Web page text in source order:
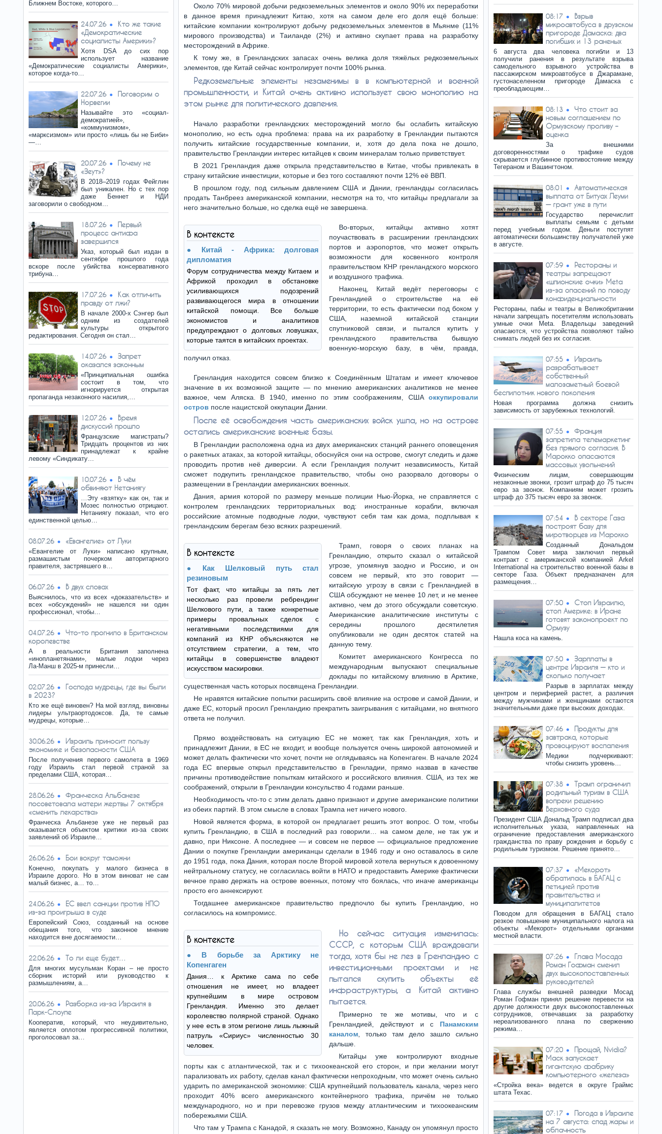
Ближнем Востоке, которого…
24.07.26
Кто же такие
«Демократические
социалисты Америки»?
Хотя DSA до сих пор
использует название
«Демократические социалисты Америки»,
которое когда-то…
22.07.26
Поговорим о
Норвегии
Называйте это «социал-
демократией»,
«коммунизмом»,
«марксизмом» или просто «лишь бы не Биби»
—…
20.07.26
Почему не
«Зеут»?
В 2018–2019 годах Фейглин
был уникален. Но с тех пор
даже Беннет и НДИ
заговорили о свободном…
18.07.26
Первый
процесс антифа
завершился
Указ, который был издан в
сентябре прошлого года
вскоре после убийства консервативного
трибуна…
17.07.26
Как отличить
правду от лжи?
В начале 2000-х Сэнгер был
одним из создателей
культуры открытого
редактирования. Сегодня он стал…
14.07.26
Запрет
оказался законным
«Принципиальная ошибка
состоит в том, что
игнорируется открытая
пропаганда незаконного насилия,…
12.07.26
Время
дискуссий прошло
Французские магистраты?
Тридцать процентов из них
принадлежат к крайне
левому «Синдикату…
10.07.26
В чём
обвиняют Нетаниягу
…Эту «взятку» как он, так и
Мозес полностью отрицают.
Нетаниягу показал, что его
единственной целью…
08.07.26 «Евангелие» от Луки
«Евангелие от Луки» написано крупным,
размашистым почерком авторитарного
правителя, застрявшего в…
06.07.26 В двух словах
Выяснилось, что из всех «доказательств» и
всех «обсуждений» не нашелся ни один
профессионал, чтобы…
04.07.26
Что-то прогнило в Британском
королевстве
А в реальности Британия заполнена
«инопланетянами», малые лодки через
Ла‑Манш в 2025‑м принесли…
02.07.26
Господа мудрецы, где вы были
в 2023?
Кто же ещё виновен? На мой взгляд, виновны
лидеры ультраортодоксов. Да, те самые
мудрецы, которые…
30.06.26
Израиль приносит пользу
экономике и безопасности США
После получения первого самолета в 1969
году Израиль стал первой страной за
пределами США, которая…
28.06.26
Франческа Альбанезе
посоветовала матери жертвы 7 октября
«сменить лекарства»
Франческа Альбанезе уже не первый раз
оказывается объектом критики из-за своих
заявлений об Израиле…
26.06.26 Бои вокруг таможни
Конечно, покупать у малого бизнеса в
Израиле дорого. Но в этом виноват не сам
малый бизнес, а… то…
24.06.26
ЕС ввел санкции против НПО
из-за проигрыша в суде
Европейский Союз, созданный на основе
обещания того, что законное мнение
находится вне досягаемости…
22.06.26 То ли еще будет…
Для многих мусульман Коран – не просто
сборник историй или руководство к
размышлениям, а…
20.06.26
Разборка из-за Израиля в
Парк-Слоупе
Кооператив, который, что неудивительно,
является оплотом прогрессивной политики,
проголосовал за…
Около 70% мировой добычи редкоземельных элементов и около 90% их переработки
в данное время принадлежит Китаю, хотя на самом деле его доля ещё больше:
китайские компании контролируют добычу редкоземельных элементов в Мьянме (11%
мирового производства) и Таиланде (2%) и активно скупает права на разработку
месторождений в Африке.
К тому же, в Гренландских запасах очень велика доля тяжёлых редкоземельных
элементов, где Китай сейчас контролирует почти 100% рынка.
Редкоземельные элементы незаменимы в в компьютерной и военной
промышленности, и Китай очень активно использует свою монополию на
этом рынке для политического давления.
Начало разработки гренландских месторождений могло бы ослабить китайскую
монополию, но есть одна проблема: права на их разработку в Гренландии пытаются
получить китайские государственные компании, и, хотя до дела пока не дошло,
правительство Гренландии интерес китайцев к своим минералам только приветствует.
В 2021 Гренландия даже открыла представительство в Китае, чтобы привлекать в
страну китайские инвестиции, которые и без того составляют почти 12% её ВВП.
В прошлом году, под сильным давлением США и Дании, гренландцы согласилась
продать Танбреез американской компании, несмотря на то, что китайцы предлагали за
него значительно больше, но сделка ещё не завершена.
В контексте
Китай - Африка: долговая
дипломатия
Форум сотрудничества между Китаем и
Африкой проходил в обстановке
усиливающихся подозрений
развивающегося мира в отношении
китайской помощи. Все больше
экономистов и аналитиков
предупреждают о долговых ловушках,
которые таятся в китайских проектах.
Во-вторых, китайцы активно хотят
поучаствовать в расширении гренландских
портов и аэропортов, что может открыть
возможности для косвенного контроля
правительством КНР гренландского морского
и воздушного трафика.
Наконец, Китай ведёт переговоры с
Гренландией о строительстве на её
территории, то есть фактически под боком у
США, наземной китайской станции
спутниковой связи, и пытался купить у
гренландского правительства бывшую
военную-морскую базу, в чём, правда,
получил отказ.
Гренландия находится совсем близко к Соединённым Штатам и имеет ключевое
значение в их возможной защите — по мнению американских аналитиков не менее
важное, чем Аляска. В 1940, именно по этим соображениям, США оккупировали
остров после нацистской оккупации Дании.
После её освобождения часть американских войск ушла, но на острове
остались американские военные базы.
В Гренландии расположена одна из двух американских станций раннего оповещения
о ракетных атаках, за которой китайцы, обоснуйся они на острове, смогут следить и даже
проводить против неё диверсии. А если Гренландия получит независимость, Китай
сможет подкупить гренландское правительство, чтобы оно разорвало договоры о
размещении в Гренландии американских военных.
Дания, армия которой по размеру меньше полиции Нью-Йорка, не справляется с
контролем гренландских территориальных вод: иностранные корабли, включая
российские атомные подводные лодки, чувствуют себя там как дома, подплывая к
гренландским берегам безо всяких разрешений.
В контексте
Как Шелковый путь стал
резиновым
Тот факт, что китайцы за пять лет
несколько раз провели ребрендинг
Шелкового пути, а также конкретные
примеры провальных сделок с
негативными последствиями для
компаний из КНР объясняются не
отсутствием стратегии, а тем, что
китайцы в совершенстве владеют
искусством маскировки.
Трамп, говоря о своих планах на
Гренландию, открыто сказал о китайской
угрозе, упомянув заодно и Россию, и он
совсем не первый, кто это говорит —
китайскую угрозу в связи с Гренландией в
США обсуждают не менее 10 лет, и не менее
активно, чем до этого обсуждали советскую.
Американские аналитические институты с
середины прошлого десятилетия
опубликовали не один десяток статей на
данную тему.
Комитет американского Конгресса по
международным выпускают специальные
доклады по китайскому влиянию в Арктике,
существенная часть которых посвящена Гренландии.
Не нравятся китайские попытки расширить своё влияние на острове и самой Дании, и
даже ЕС, который просил Гренландию прекратить заигрывания с китайцами, но внятного
ответа не получил.
Прямо воздействовать на ситуацию ЕС не может, так как Гренландия, хоть и
принадлежит Дании, в ЕС не входит, и вообще пользуется очень широкой автономией и
может делать фактически что хочет, почти не оглядываясь на Копенгаген. В начале 2024
года ЕС впервые открыл представительство в Гренладии, прямо назвав в качестве
причины противодействие попыткам китайского и российского влияния. США, из тех же
соображений, открыли в Гренландии консульство 4 годами раньше.
Необходимость что-то с этим делать давно признают и другие американские политики
из обеих партий. В этом смысле в словах Трампа нет ничего нового.
Новой является форма, в которой он предлагает решить этот вопрос. О том, чтобы
купить Гренландию, в США в последний раз говорили… на самом деле, не так уж и
давно, при Никсоне. А последнее — и совсем не первое — официальное предложение
Дании о покупке Гренландии американцы сделали в 1946 году и оно оставалось в силе
до 1951 года, пока Дания, которая после Второй мировой хотела вернуться к довоенному
нейтральному статусу, не согласилась войти в НАТО и предоставить Америке фактически
вечное право держать на острове военных, потому что боялась, что иначе американцы
просто его аннексируют.
Тогдашнее американское правительство предпочло бы купить Гренландию, но
согласилось на компромисс.
В контексте
В борьбе за Арктику не
Копенгаген
Дания… к Арктике сама по себе
отношения не имеет, но владеет
крупнейшим в мире островом
Гренландия. Именно это делает
королевство полярной страной. Однако
у нее есть в этом регионе лишь лыжный
патруль «Сириус» численностью 30
человек.
Но сейчас ситуация изменилась:
СССР, с которым США враждовали
тогда, хотя бы не лез в Гренландию с
инвестиционными проектами и не
пытался скупить объекты её
инфраструктуры, а Китай активно
пытается.
Примерно те же мотивы, что и с
Гренландией, действуют и с Панамским
каналом , только там дело зашло сильно
дальше.
Китайцы уже контролируют входные
порты как с атлантической, так и с тихоокеанской его сторон, и при желании могут
парализовать их работу, сделав канал фактически непроходным, что может очень сильно
ударить по американской экономике: США крупнейший пользователь канала, через него
проходит 40% всего американского контейнерного трафика, причём не только
международного, но и при перевозке грузов между атлантическим и тихоокеанским
побережьями США.
Что там у Трампа с Канадой, я сказать не могу. Возможно, Канаду он упомянул просто
08:17
Взрыв
микроавтобуса в друзском
пригороде Дамаска: два
погибших и 13 раненых
6 августа два человека погибли и 13
получили ранения в результате взрыва
самодельного взрывного устройства в
пассажирском микроавтобусе в Джарамане,
густонаселенном пригороде Дамаска с
преобладающим…
08:13
Что стоит за
новым соглашением по
Ормузскому проливу –
оценка
За внешними
договоренностями о трафике судов
скрывается глубинное противостояние между
Тегераном и Вашингтоном.
08:01
Автоматическая
выплата от Битуах Леуми
— грант уже в пути
Государство перечислит
выплаты семьям с детьми
перед учебным годом. Деньги поступят
автоматически большинству получателей уже
в августе.
07:59
Рестораны и
театры запрещают
«шпионские очки» Meta
из-за опасений по поводу
конфиденциальности
Рестораны, пабы и театры в Великобритании
начали запрещать посетителям использовать
умные очки Meta. Владельцы заведений
опасаются, что устройства позволяют тайно
снимать людей без их согласия.
07:55
Израиль
разрабатывает
собственный
малозаметный боевой
беспилотник нового поколения
Новая программа должна снизить
зависимость от зарубежных технологий.
07:55
Франция
запретила телемаркетинг
без прямого согласия. В
Марокко опасаются
массовых увольнений
Физическим лицам, совершающим
незаконные звонки, грозит штраф до 75 тысяч
евро за звонок. Компаниям может грозить
штраф до 375 тысяч евро за звонок.
07:54
В секторе Газа
построят базу для
миротворцев из Марокко
Созданный Дональдом
Трампом Совет мира заключил первый
контракт с американской компанией Arkel
International на строительство военной базы в
секторе Газа. Объект предназначен для
размещения…
07:50
Стоп Израилю,
стоп Америке: в Иране
готовят законопроект по
Ормузу
Нашла коса на камень.
07:50
Зарплаты в
центре Израиля — кто и
сколько получает
Разрыв в зарплатах между
центром и периферией растет, а различия
между мужчинами и женщинами остаются
значительными даже при высоких доходах.
07:46
Продукты для
завтрака, которые
провоцируют воспаления
Медики подчеркивают:
чтобы снизить уровень…
07:38
Трамп ограничил
родильный туризм в США
вопреки решению
Верховного суда
Президент США Дональд Трамп подписал два
исполнительных указа, направленных на
ограничение предоставления американского
гражданства по праву рождения и борьбу с
родильным туризмом. Решение принято…
07:37
«Мекорот»
обратилась в БАГАЦ с
петицией против
правительства и
муниципалитетов
Поводом для обращения в БАГАЦ стало
резкое повышение муниципального налога на
объекты «Мекорот» отдельными органами
местной власти.
07:26
Глава Мосада
Роман Гофман сменил
двух высокопоставленных
руководителей
Глава службы внешней разведки Мосад
Роман Гофман принял решение перевести на
другие должности двух высокопоставленных
сотрудников, отвечавших за разработку
нереализованного плана по свержению
режима…
07:20
Прощай, Nvidia?
Маск запускает
гигантскую фабрику
компьютерного «железа»
«Стройка века» ведется в округе Граймс
штата Техас.
07:17
Погода в Израиле
на 7 августа: спад жары и
облачность